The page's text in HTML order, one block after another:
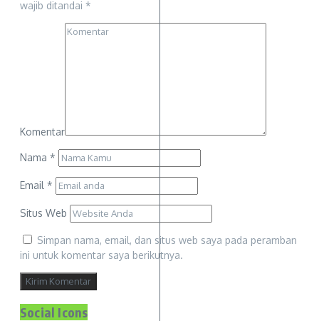
wajib ditandai *
Komentar
Nama *
Email *
Situs Web
Simpan nama, email, dan situs web saya pada peramban
ini untuk komentar saya berikutnya.
Social Icons